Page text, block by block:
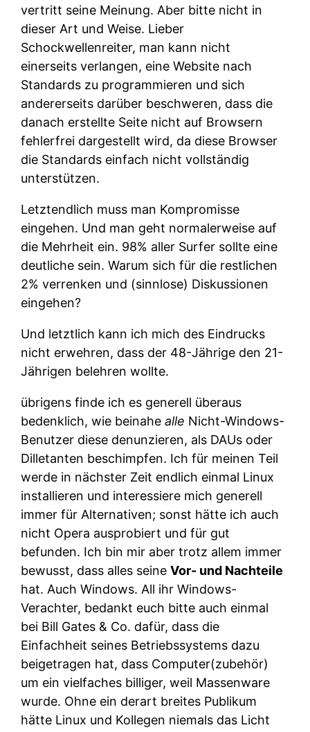
vertritt seine Meinung. Aber bitte nicht in
dieser Art und Weise. Lieber
Schockwellenreiter, man kann nicht
einerseits verlangen, eine Website nach
Standards zu programmieren und sich
andererseits darüber beschweren, dass die
danach erstellte Seite nicht auf Browsern
fehlerfrei dargestellt wird, da diese Browser
die Standards einfach nicht vollständig
unterstützen.
Letztendlich muss man Kompromisse
eingehen. Und man geht normalerweise auf
die Mehrheit ein. 98% aller Surfer sollte eine
deutliche sein. Warum sich für die restlichen
2% verrenken und (sinnlose) Diskussionen
eingehen?
Und letztlich kann ich mich des Eindrucks
nicht erwehren, dass der 48-Jährige den 21-
Jährigen belehren wollte.
übrigens finde ich es generell überaus
bedenklich, wie beinahealle Nicht-Windows-
Benutzer diese denunzieren, als DAUs oder
Dilletanten beschimpfen. Ich für meinen Teil
werde in nächster Zeit endlich einmal Linux
installieren und interessiere mich generell
immer für Alternativen; sonst hätte ich auch
nicht Opera ausprobiert und für gut
befunden. Ich bin mir aber trotz allem immer
bewusst, dass alles seineVor- und Nachteile
hat. Auch Windows. All ihr Windows-
Verachter, bedankt euch bitte auch einmal
bei Bill Gates & Co. dafür, dass die
Einfachheit seines Betriebssystems dazu
beigetragen hat, dass Computer(zubehör)
um ein vielfaches billiger, weil Massenware
wurde. Ohne ein derart breites Publikum
hätte Linux und Kollegen niemals das Licht